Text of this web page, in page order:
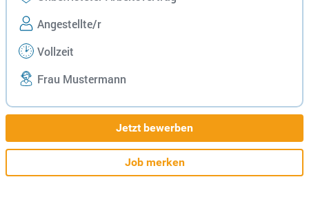
Angestellte/r
Vollzeit
Frau Mustermann
Jetzt bewerben
Job merken